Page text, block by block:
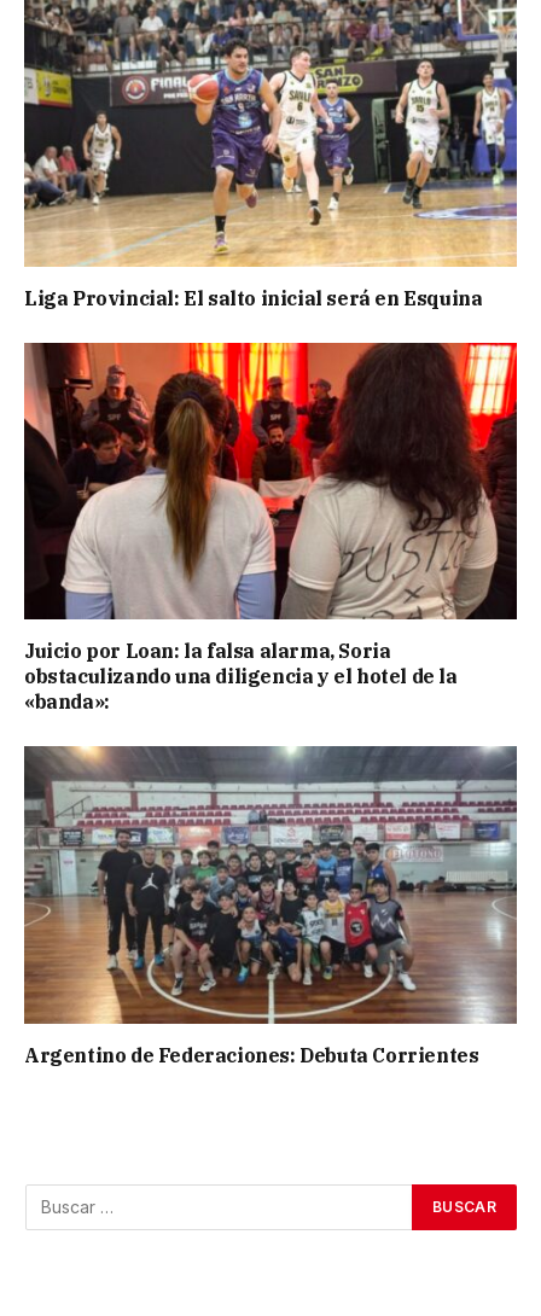
Liga Provincial: El salto inicial será en Esquina
Juicio por Loan: la falsa alarma, Soria
obstaculizando una diligencia y el hotel de la
«banda»:
Argentino de Federaciones: Debuta Corrientes